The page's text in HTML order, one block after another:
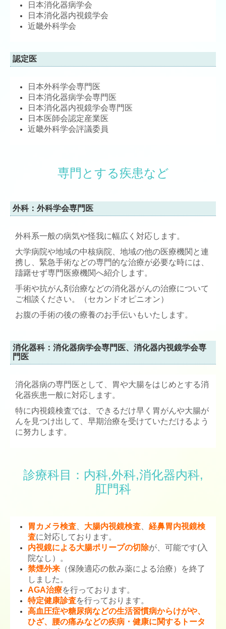
日本消化器病学会
日本消化器内視鏡学会
近畿外科学会
認定医
日本外科学会専門医
日本消化器病学会専門医
日本消化器内視鏡学会専門医
日本医師会認定産業医
近畿外科学会評議委員
専門とする疾患など
外科：外科学会専門医
外科系一般の病気や怪我に幅広く対応します。
大学病院や地域の中核病院、地域の他の医療機関と連
携し、緊急手術などの専門的な治療が必要な時には、
躊躇せず専門医療機関へ紹介します。
手術や抗がん剤治療などの消化器がんの治療について
ご相談ください。（セカンドオピニオン）
お腹の手術の後の療養のお手伝いもいたします。
消化器科：消化器病学会専門医、消化器内視鏡学会専
門医
消化器病の専門医として、胃や大腸をはじめとする消
化器疾患一般に対応します。
特に内視鏡検査では、できるだけ早く胃がんや大腸が
んを見つけ出して、早期治療を受けていただけるよう
に努力します。
診療科目：内科,外科,消化器内科,
肛門科
胃カメラ検査 大腸内視鏡検査
経鼻胃内視鏡検
査に対応しております。
内視鏡による大腸ポリープの切除が、可能です(入
院なし）。
禁煙外来 （保険適応の飲み薬による治療）を終了
しました。
AGA治療を行っております。
特定健康診査を行っております。
高血圧症や糖尿病などの生活習慣病からけがや、
ひざ、腰の痛みなどの疾病・健康に関するトータ